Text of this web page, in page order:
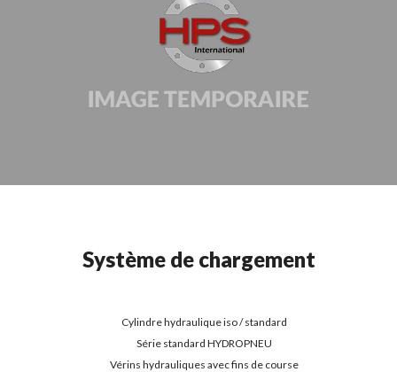
Système de chargement
Cylindre hydraulique iso / standard
Série standard HYDROPNEU
Vérins hydrauliques avec fins de course